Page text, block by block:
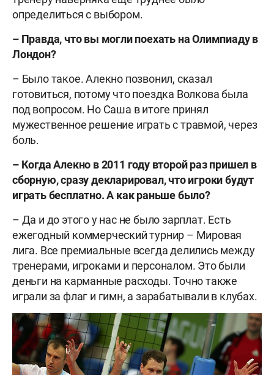
определиться с выбором.
– Правда, что вы могли поехать на Олимпиаду в
Лондон?
– Было такое. Алекно позвонил, сказал
готовиться, потому что поездка Волкова была
под вопросом. Но Саша в итоге принял
мужественное решение играть с травмой, через
боль.
– Когда Алекно в 2011 году второй раз пришел в
сборную, сразу декларировал, что игроки будут
играть бесплатно. А как раньше было?
– Да и до этого у нас не было зарплат. Есть
ежегодный коммерческий турнир – Мировая
лига. Все премиальные всегда делились между
тренерами, игроками и персоналом. Это были
деньги на карманные расходы. Точно также
играли за флаг и гимн, а зарабатывали в клубах.